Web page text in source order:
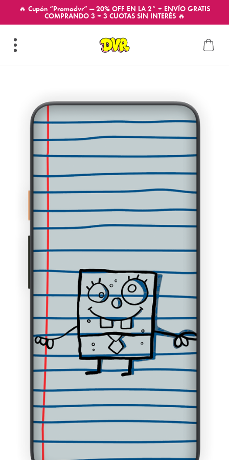
🔥 Cupón “Promodvr” — 20% OFF EN LA 2° + ENVÍO GRATIS
COMPRANDO 3 + 3 CUOTAS SIN INTERÉS 🔥